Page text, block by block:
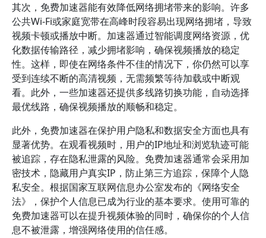
其次，免费加速器能有效降低网络拥堵带来的影响。许多
公共Wi-Fi或家庭宽带在高峰时段容易出现网络拥堵，导致
视频卡顿或播放中断。加速器通过智能调度网络资源，优
化数据传输路径，减少拥堵影响，确保视频播放的稳定
性。这样，即使在网络条件不佳的情况下，你仍然可以享
受到连续不断的高清视频，无需频繁等待加载或中断观
看。此外，一些加速器还提供多线路切换功能，自动选择
最优线路，确保视频播放的顺畅和稳定。
此外，免费加速器在保护用户隐私和数据安全方面也具有
显著优势。在观看视频时，用户的IP地址和浏览轨迹可能
被追踪，存在隐私泄露的风险。免费加速器通常会采用加
密技术，隐藏用户真实IP，防止第三方追踪，保障个人隐
私安全。根据国家互联网信息办公室发布的《网络安全
法》，保护个人信息已成为行业的基本要求。使用可靠的
免费加速器可以在提升视频体验的同时，确保你的个人信
息不被泄露，增强网络使用的信任感。